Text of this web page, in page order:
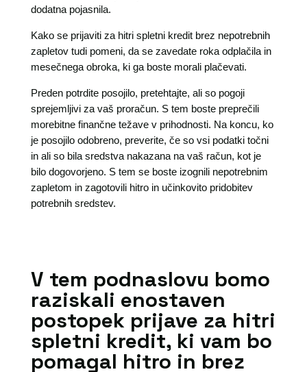
dodatna pojasnila.
Kako se prijaviti za hitri spletni kredit brez nepotrebnih
zapletov tudi pomeni, da se zavedate roka odplačila in
mesečnega obroka, ki ga boste morali plačevati.
Preden potrdite posojilo, pretehtajte, ali so pogoji
sprejemljivi za vaš proračun. S tem boste preprečili
morebitne finančne težave v prihodnosti. Na koncu, ko
je posojilo odobreno, preverite, če so vsi podatki točni
in ali so bila sredstva nakazana na vaš račun, kot je
bilo dogovorjeno. S tem se boste izognili nepotrebnim
zapletom in zagotovili hitro in učinkovito pridobitev
potrebnih sredstev.
V tem podnaslovu bomo
raziskali enostaven
postopek prijave za hitri
spletni kredit, ki vam bo
pomagal hitro in brez